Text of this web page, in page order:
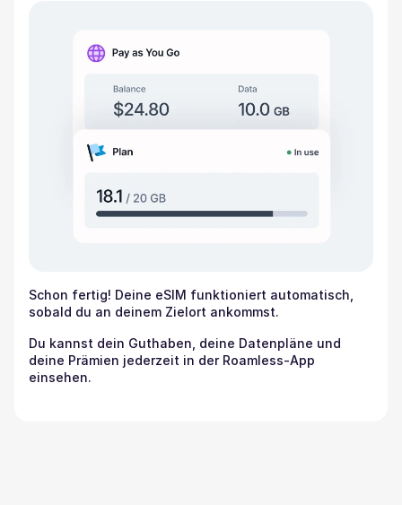
Schon fertig! Deine eSIM funktioniert automatisch,
sobald du an deinem Zielort ankommst.
Du kannst dein Guthaben, deine Datenpläne und
deine Prämien jederzeit in der Roamless-App
einsehen.